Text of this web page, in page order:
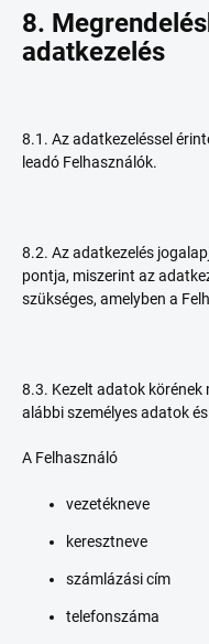
8.
adatkezelés
8.1. Az adatkezeléssel
leadó Felhasználók.
8.2. Az adatkezelés
pontja, miszerint az
szükséges, amelyben a
8.3. Kezelt adatok
alábbi személyes adatok
A Felhasználó
vezetékneve
keresztneve
számlázási cím
telefonszáma